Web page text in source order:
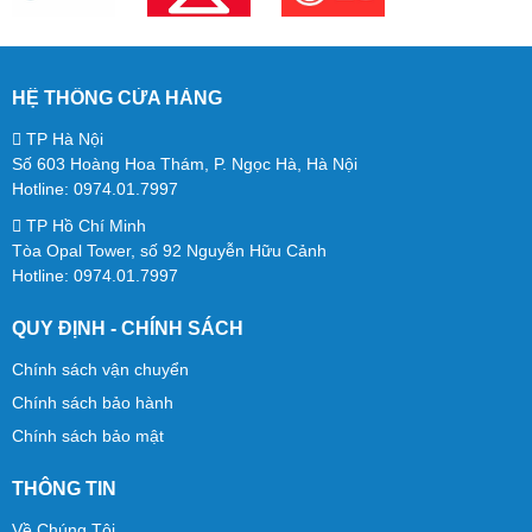
cao khả năng di chuyển quanh chướng ngại vật và làm sạch
các góc hẹp.
HỆ THỐNG CỬA HÀNG
TP Hà Nội
Số 603 Hoàng Hoa Thám, P. Ngọc Hà, Hà Nội
Hotline: 0974.01.7997
TP Hồ Chí Minh
Tòa Opal Tower, số 92 Nguyễn Hữu Cảnh
Hotline: 0974.01.7997
QUY ĐỊNH - CHÍNH SÁCH
Chính sách vận chuyển
Chính sách bảo hành
Chính sách bảo mật
THÔNG TIN